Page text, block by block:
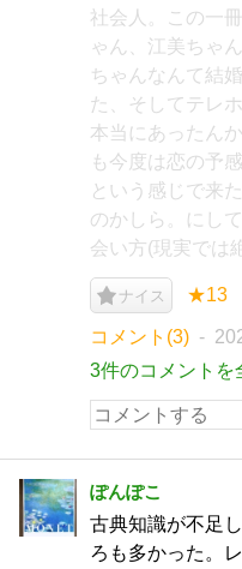
社会人。この一
ゃん、江美ちゃ
ちゃんなんて結
た、そしてテレ
本当にあったん
も今度は恋の予
という感じで来
のかしら。にし
会い方(現実では
ナイス ★13
コメント(3)
3件のコメントを
ぽんぽこ
古典知識が不足
ろも多かった。